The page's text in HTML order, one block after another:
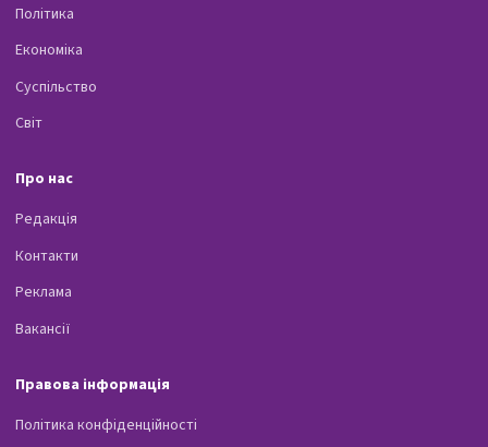
Політика
Економіка
Суспільство
Світ
Про нас
Редакція
Контакти
Реклама
Вакансії
Правова інформація
Політика конфіденційності